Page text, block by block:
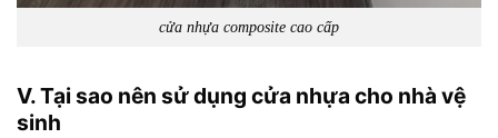
cửa nhựa composite cao cấp
V. Tại sao nên sử dụng cửa nhựa cho nhà vệ
sinh